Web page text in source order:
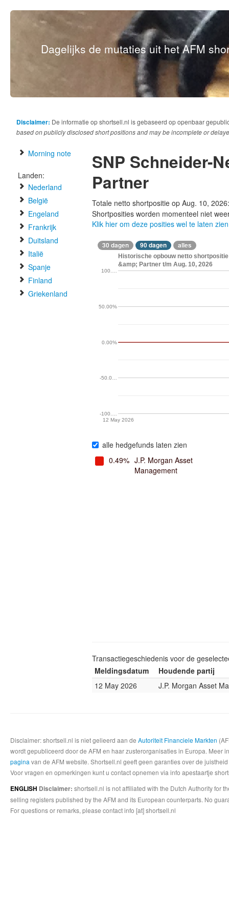
Dagelijks de mutaties uit het AFM
Disclaimer: De informatie op shortsell.nl is gebaseerd op openbaar
based on publicly disclosed short positions and may be incomplete or
Morning note
Landen:
Nederland
België
Engeland
Frankrijk
Duitsland
Italië
Spanje
Finland
Griekenland
SNP Schneider-
Partner
Totale netto shortpositie op Aug. 10,
Shortposities worden momenteel niet
Klik hier om deze posities wel te laten zien
30 dagen 90 dagen alles
Historische opbouw netto
&amp; Partner t/m Aug. 10, 2026
12 May 2026
-100.…
-50.0…
0.00%
50.00%
100.…
alle hedgefunds laten zien
0.49% J.P. Morgan Asset
Management
Transactiegeschiedenis voor de
Meldingsdatum
Houdende partij
12 May 2026
J.P. Morgan Asset
Disclaimer: shortsell.nl is niet gelieerd aan de Autoriteit Financiele Markten
wordt gepubliceerd door de AFM en haar zusterorganisaties in Europa.
pagina van de AFM website. Shortsell.nl geeft geen garanties over de
Voor vragen en opmerkingen kunt u contact opnemen via info apestaartje
ENGLISH Disclaimer: shortsell.nl is not affiliated with the Dutch Authority for
selling registers published by the AFM and its European counterparts. No
For questions or remarks, please contact info [at] shortsell.nl